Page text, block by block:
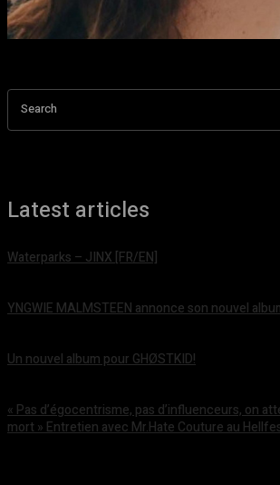
Search
Latest articles
Waterparks – JINX [FR/EN]
YNGWIE MALMSTEEN annonce son nouvel
Un nouvel album pour GHØSTKID!
« Pas d’égocentrisme, pas d’influenceurs, on
mort » Entretien avec Mr.Hate Couture au